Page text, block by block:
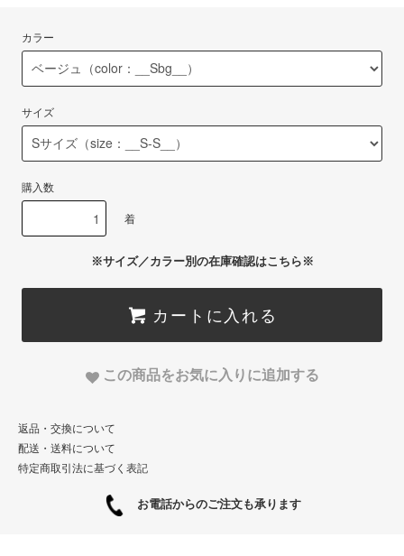
カラー
サイズ
購入数
着
※サイズ／カラー別の在庫確認はこちら※
カートに入れる
この商品をお気に入りに追加する
返品・交換について
配送・送料について
特定商取引法に基づく表記
お電話からのご注文も承ります